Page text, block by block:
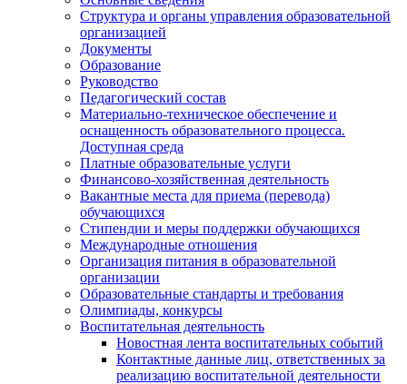
Структура и органы управления образовательной
организацией
Документы
Образование
Руководство
Педагогический состав
Материально-техническое обеспечение и
оснащенность образовательного процесса.
Доступная среда
Платные образовательные услуги
Финансово-хозяйственная деятельность
Вакантные места для приема (перевода)
обучающихся
Стипендии и меры поддержки обучающихся
Международные отношения
Организация питания в образовательной
организации
Образовательные стандарты и требования
Олимпиады, конкурсы
Воспитательная деятельность
Новостная лента воспитательных событий
Контактные данные лиц, ответственных за
реализацию воспитательной деятельности